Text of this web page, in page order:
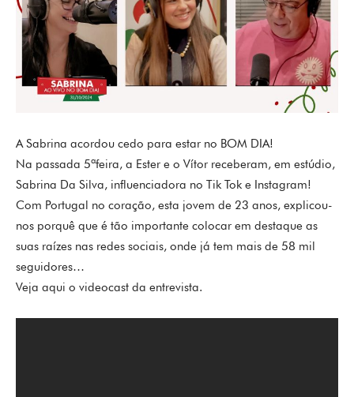
A Sabrina acordou cedo para estar no BOM DIA!
Na passada 5ªfeira, a Ester e o Vítor receberam, em estúdio,
Sabrina Da Silva, influenciadora no Tik Tok e Instagram!
Com Portugal no coração, esta jovem de 23 anos, explicou-
nos porquê que é tão importante colocar em destaque as
suas raízes nas redes sociais, onde já tem mais de 58 mil
seguidores…
Veja aqui o videocast da entrevista.